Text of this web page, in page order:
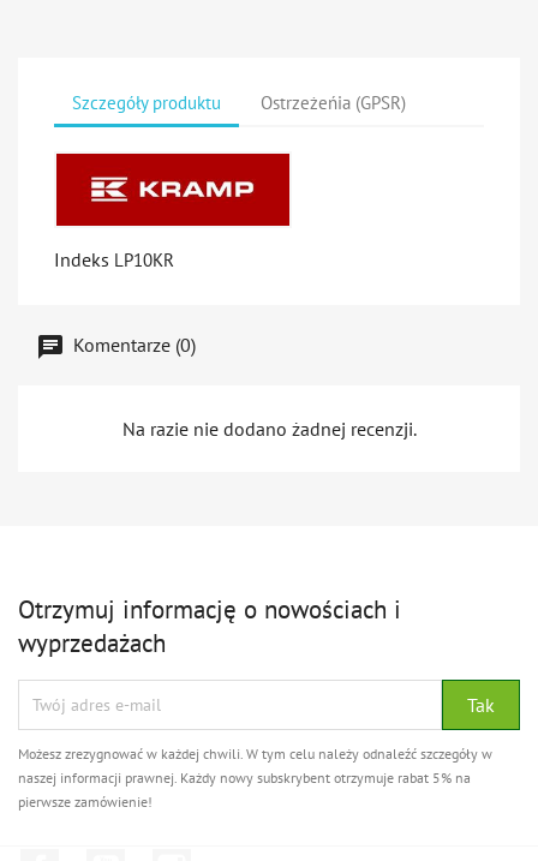
Szczegóły produktu Ostrzeżeńia (GPSR)
Indeks LP10KR
Komentarze (0)
Na razie nie dodano żadnej recenzji.
Otrzymuj informację o nowościach i
wyprzedażach
Możesz zrezygnować w każdej chwili. W tym celu należy odnaleźć szczegóły w
naszej informacji prawnej. Każdy nowy subskrybent otrzymuje rabat 5% na
pierwsze zamówienie!